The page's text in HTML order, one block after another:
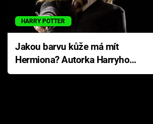
HARRY POTTER
Jakou barvu kůže má mít
Hermiona? Autorka Harryho
Pottera přišla s ráznou